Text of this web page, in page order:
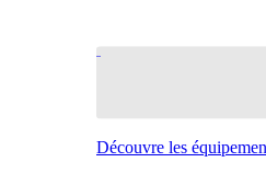
Découvre les